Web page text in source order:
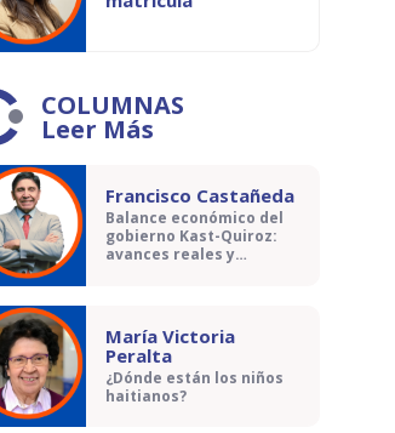
COLUMNAS
Leer Más
Francisco Castañeda
Balance económico del
gobierno Kast-Quiroz:
avances reales y
María Victoria
Peralta
¿Dónde están los niños
haitianos?